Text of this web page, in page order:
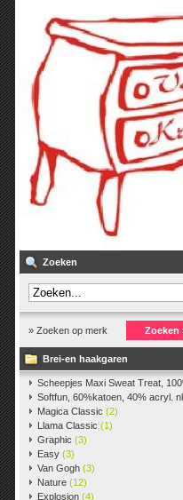
Zoeken
» Zoeken op merk Zoeken
Brei-en haakgaren
Scheepjes Maxi Sweat Treat,
Softfun, 60%katoen, 40% acryl.
Magica Classic (2)
Llama Classic (1)
Graphic (3)
Easy (3)
Van Gogh (3)
Nature (12)
Explosion (4)